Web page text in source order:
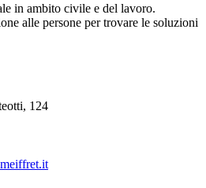
in ambito civile e del lavoro.
alle persone per trovare le soluzioni
124